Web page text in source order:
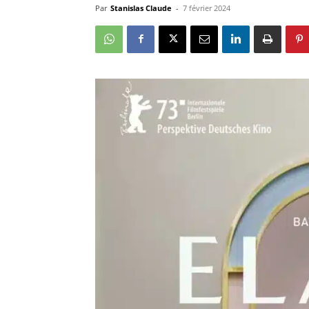
Par Stanislas Claude - 7 février 2024